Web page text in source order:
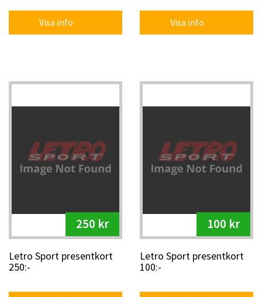
Visa info Visa info
250 kr
Letro Sport presentkort
250:-
100 kr
Letro Sport presentkort
100:-